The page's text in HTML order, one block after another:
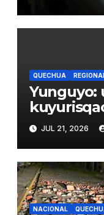
QUECHUA
Yunguyo:
JUL 21, 2026
NACIONAL